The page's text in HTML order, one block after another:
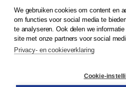
© 2026Koninklijke Boom uitgevers
Klantenservice
Service & informatie
Contact
We gebruiken cookies om content en
om functies voor social media te
te analyseren. Ook delen we
site met onze partners voor social
Privacy- en cookieverklaring
Cookie-